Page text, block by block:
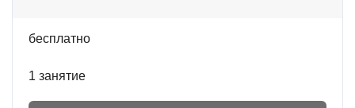
бесплатно
1 занятие